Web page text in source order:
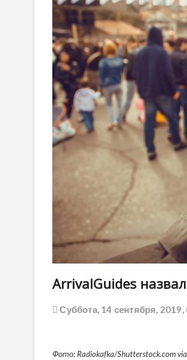
ArrivalGuides
Суббота, 14 сентября, 2019,
Фото: Radiokafka/Shutterstock.com